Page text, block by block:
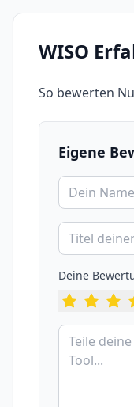
WISO
So bewerten
Eigene
Deine